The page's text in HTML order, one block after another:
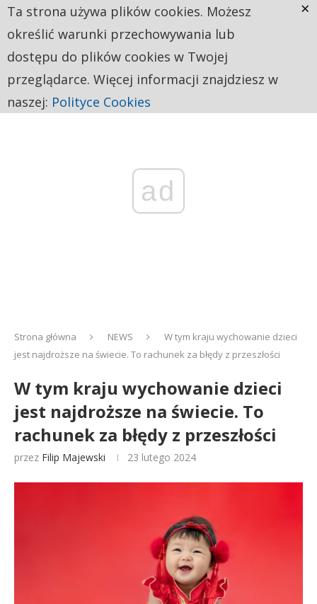
ad
Strona główna NEWS
W tym kraju wychowanie dzieci
jest najdroższe na świecie. To rachunek za błędy z przeszłości
W tym kraju wychowanie dzieci
jest najdroższe na świecie. To
rachunek za błędy z przeszłości
przez Filip Majewski 23 lutego 2024
Ta strona używa plików cookies. Możesz
określić warunki przechowywania lub
dostępu do plików cookies w Twojej
przeglądarce. Więcej informacji znajdziesz w
naszej: Polityce Cookies
×